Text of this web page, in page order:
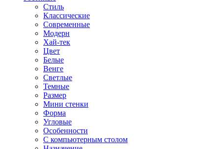
Стиль
Классические
Современные
Модерн
Хай-тек
Цвет
Белые
Венге
Светлые
Темные
Размер
Мини стенки
Форма
Угловые
Особенности
С компьютерным столом